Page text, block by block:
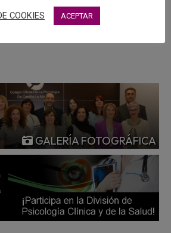
Valdemoro (Madrid)
GALERÍA FOTOGRÁFICA
COOKIES ACEPTAR